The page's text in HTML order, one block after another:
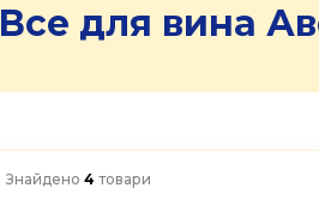
Все для вина
Знайдено 4 товари